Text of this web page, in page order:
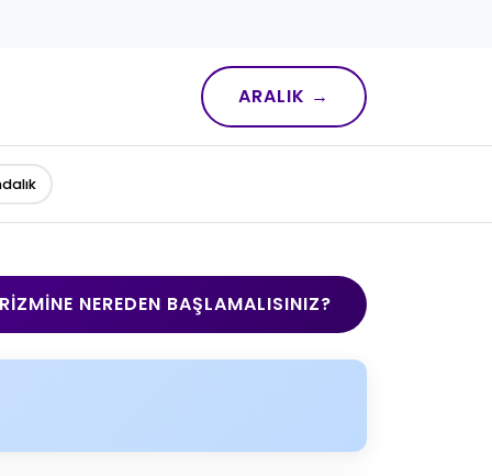
ARALIK →
NEREDEN BAŞLAMALISINIZ?